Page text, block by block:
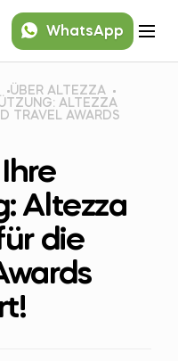
WhatsApp
ÜBER ALTEZZA
ALTEZZA
TRAVEL AWARDS
Altezza
die